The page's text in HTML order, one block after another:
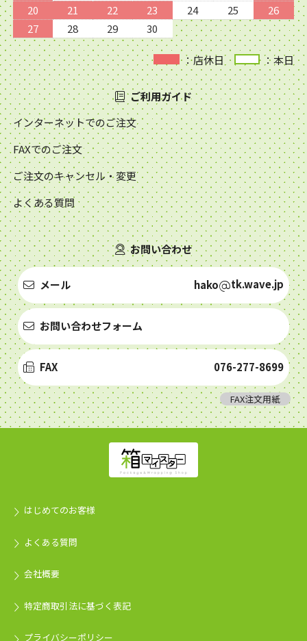
20
21 22 23 24 25
26
27
28 29 30
：店休日 ：本日
ご利用ガイド
インターネットでのご注文
FAXでのご注文
ご注文のキャンセル・変更
よくある質問
お問い合わせ
メール hako tk.wave.jp
お問い合わせフォーム
FAX 076-277-8699
FAX注文用紙
はじめてのお客様
よくある質問
会社概要
特定商取引法に基づく表記
プライバシーポリシー